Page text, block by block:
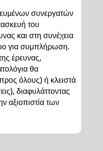
συνεργατών
του
και στη συνέχεια
για συμπλήρωση.
έρευνας,
θα
όλους) ή κλειστά
διαφυλάττοντας
αξιοπιστία των